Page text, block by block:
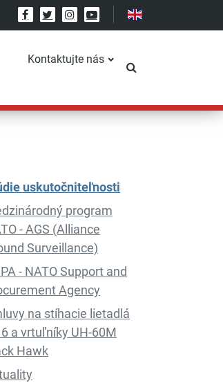
FacebookTwitterInstagram
YouTube
Kontaktujte nás
uskutočniteľnosti
program
- AGS (Alliance
Surveillance)
- NATO Support and
Agency
na stíhacie lietadlá
a vrtuľníky UH-60M
Hawk